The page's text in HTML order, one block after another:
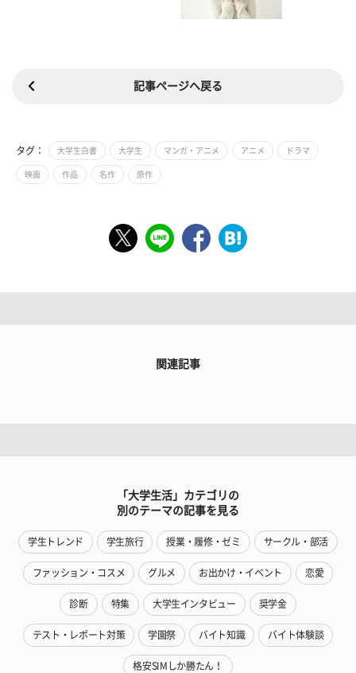
記事ページへ戻る
タグ： 大学生白書 大学生 マンガ・アニメ アニメ ドラマ
映画 作品 名作 原作
関連記事
「大学生活」カテゴリの
別のテーマの記事を見る
学生トレンド 学生旅行 授業・履修・ゼミ サークル・部活
ファッション・コスメ グルメ お出かけ・イベント 恋愛
診断 特集 大学生インタビュー 奨学金
テスト・レポート対策 学園祭 バイト知識 バイト体験談
格安SIMしか勝たん！